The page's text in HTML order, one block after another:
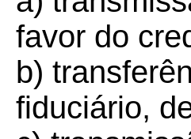
favor do
b)
fiduciário,